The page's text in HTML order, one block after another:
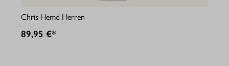
Chris Hemd Herren
89,95 €*